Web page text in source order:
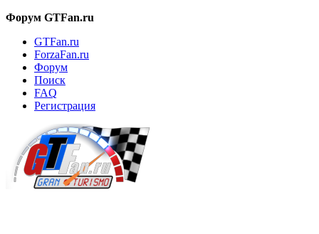
Форум GTFan.ru
GTFan.ru
ForzaFan.ru
Форум
Поиск
FAQ
Регистрация